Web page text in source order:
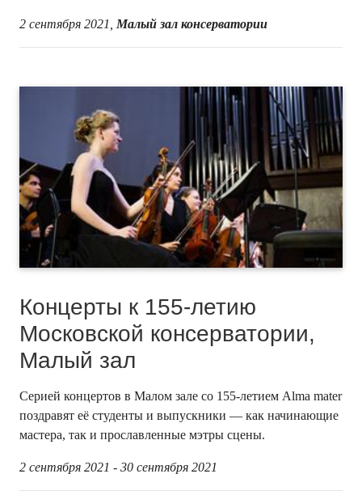
2 сентября 2021, Малый зал консерватории
Концерты к 155-летию
Московской консерватории,
Малый зал
Серией концертов в Малом зале со 155-летием Alma mater
поздравят её студенты и выпускники — как начинающие
мастера, так и прославленные мэтры сцены.
2 сентября 2021 - 30 сентября 2021